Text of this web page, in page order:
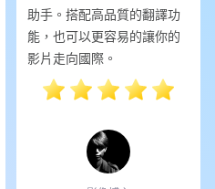
助手。搭配高品質的翻譯功
能，也可以更容易的讓你的
影片走向國際。